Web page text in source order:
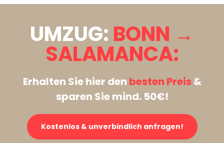
UMZUG: BONN →
SALAMANCA:
Erhalten Sie hier den besten Preis&
sparen Sie mind. 50€!
Kostenlos & unverbindlich anfragen!